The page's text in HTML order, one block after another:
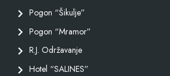
Pogon “Šikulje”
Pogon “Mramor”
R.J. Održavanje
Hotel “SALINES”